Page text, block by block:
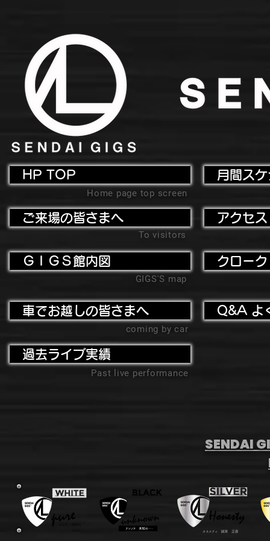
HP TOP
Home page top screen
ご来場の皆さまへ
To visitors
ＧＩＧＳ館内図
GIGS'S map
車でお越しの皆さまへ
coming by car
過去ライブ実績
Past live performance
月間ス
アクセ
クローク
Q&A よ
SENDAI